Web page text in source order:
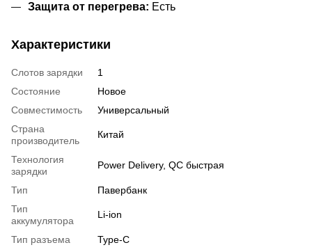
Защита от перегрева: Есть
Характеристики
Слотов зарядки
1
Состояние
Новое
Совместимость
Универсальный
Страна
производитель
Китай
Технология
зарядки
Power Delivery, QC быстрая
Тип
Павербанк
Тип
аккумулятора
Li-ion
Тип разъема
Type-C